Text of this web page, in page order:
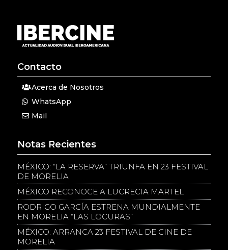
Contacto
Acerca de Nosotros
WhatsApp
Mail
Notas Recientes
MÉXICO: “LA RESERVA” TRIUNFA EN 23 FESTIVAL
DE MORELIA
MÉXICO RECONOCE A LUCRECIA MARTEL
RODRIGO GARCÍA ESTRENA MUNDIALMENTE
EN MORELIA “LAS LOCURAS”
MÉXICO: ARRANCA 23 FESTIVAL DE CINE DE
MORELIA